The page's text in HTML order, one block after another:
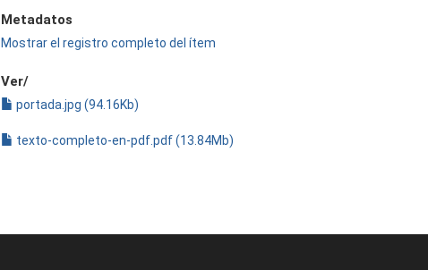
Metadatos
Mostrar el registro completo del ítem
Ver/
portada.jpg (94.16Kb)
texto-completo-en-pdf.pdf (13.84Mb)